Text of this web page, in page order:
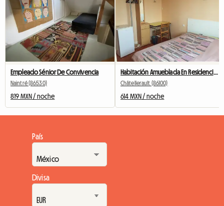
Empleado Sénior De Convivencia
Naintré (86530)
819 MXN / noche
Habitación Amueblada En Residencia - Chatellerault
Châtellerault (86100)
614 MXN / noche
País
Divisa